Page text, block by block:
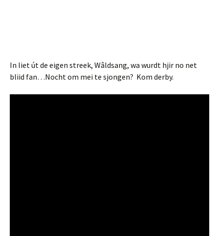
In liet út de eigen streek, Wâldsang, wa wurdt hjir no net
bliid fan…Nocht om mei te sjongen? Kom derby.